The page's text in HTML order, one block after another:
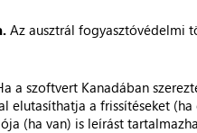
Az ausztrál fogyasztóvédelmi
a szoftvert Kanadában
elutasíthatja a frissítéseket
(ha van) is leírást